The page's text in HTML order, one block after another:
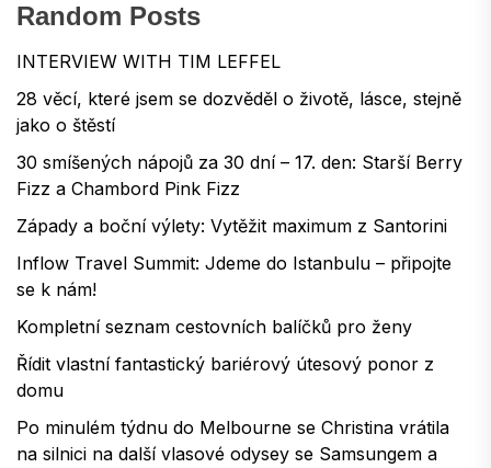
Random Posts
INTERVIEW WITH TIM LEFFEL
28 věcí, které jsem se dozvěděl o životě, lásce, stejně
jako o štěstí
30 smíšených nápojů za 30 dní – 17. den: Starší Berry
Fizz a Chambord Pink Fizz
Západy a boční výlety: Vytěžit maximum z Santorini
Inflow Travel Summit: Jdeme do Istanbulu – připojte
se k nám!
Kompletní seznam cestovních balíčků pro ženy
Řídit vlastní fantastický bariérový útesový ponor z
domu
Po minulém týdnu do Melbourne se Christina vrátila
na silnici na další vlasové odysey se Samsungem a